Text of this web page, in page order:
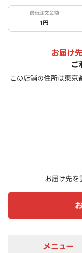
最低注文金額
1円
お届け先
ご
この店舗の住所は東京
お届け先を
メニュー